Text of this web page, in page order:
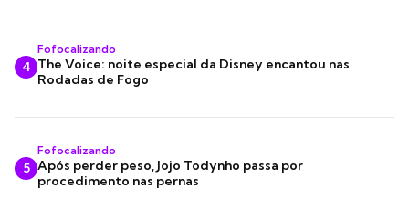
4
Fofocalizando
The Voice: noite especial da Disney encantou nas
Rodadas de Fogo
5
Fofocalizando
Após perder peso, Jojo Todynho passa por
procedimento nas pernas